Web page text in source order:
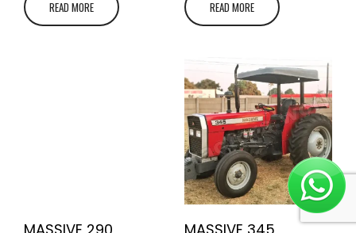
READ MORE READ MORE